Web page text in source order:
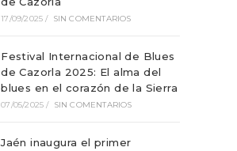
17/09/2025 / SIN COMENTARIOS
Festival Internacional de Blues
de Cazorla 2025: El alma del
blues en el corazón de la Sierra
07/05/2025 / SIN COMENTARIOS
Jaén inaugura el primer